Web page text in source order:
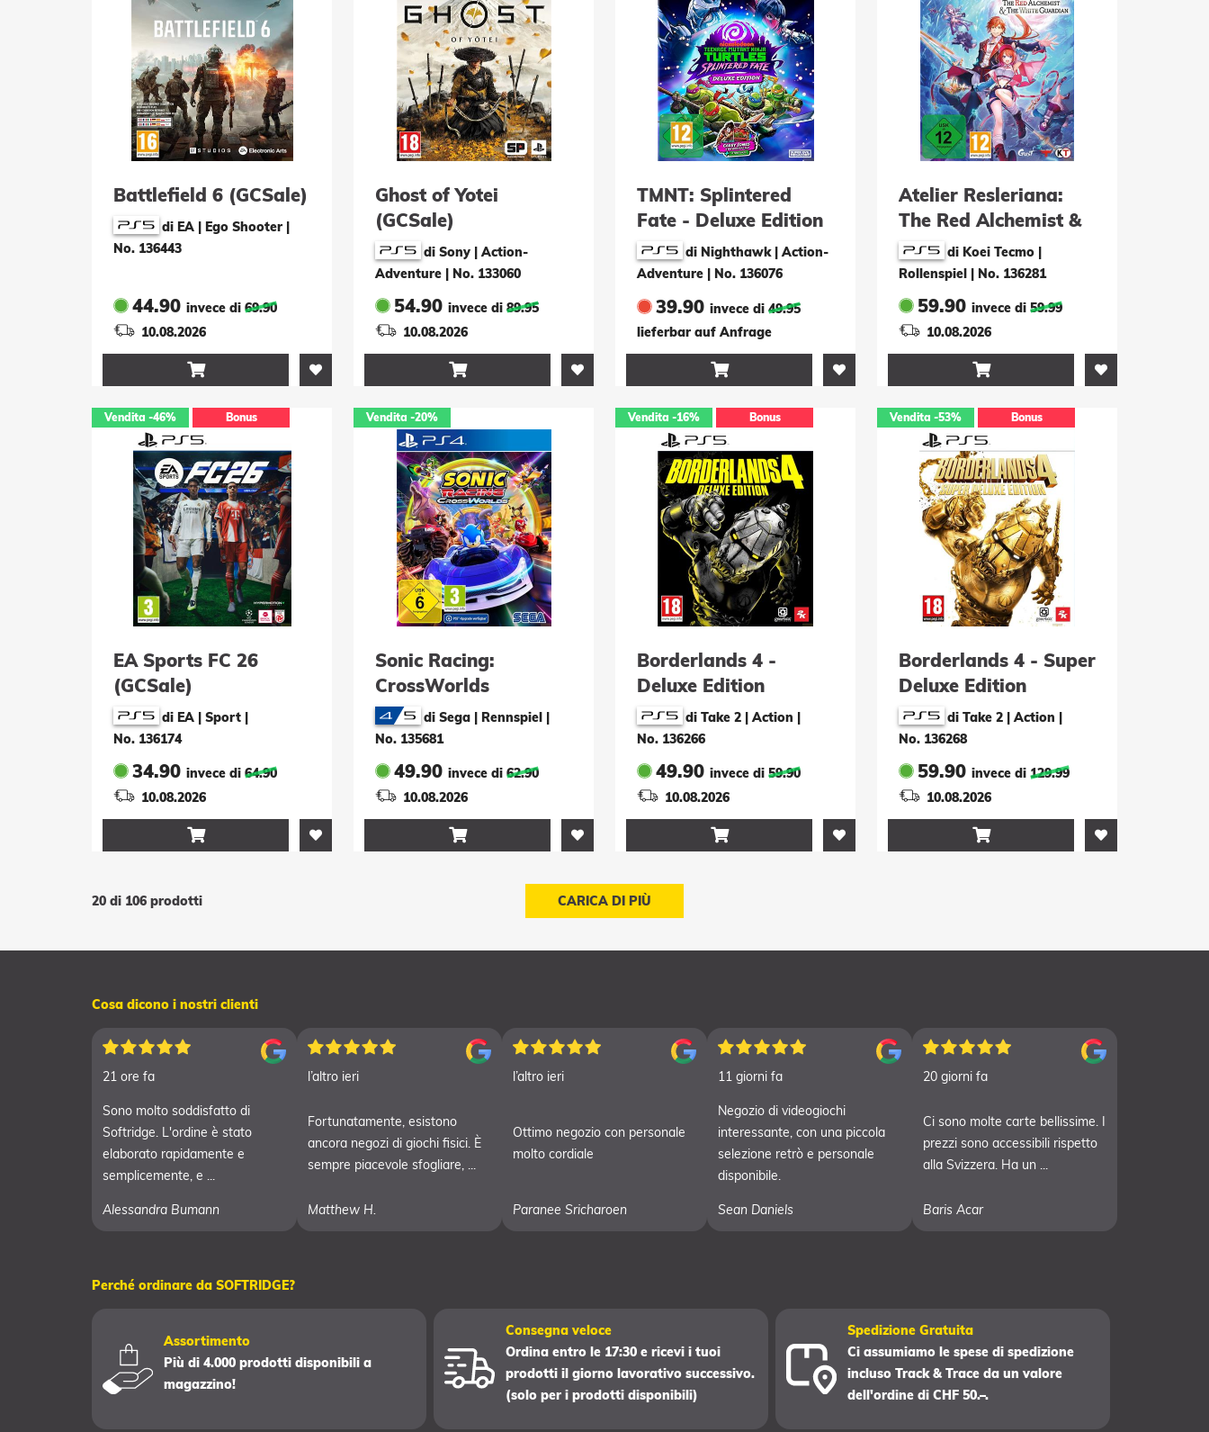
Battlefield 6 (GCSale)
di EA | Ego Shooter |
No. 136443
44.90 invece di 69.90
10.08.2026

Ghost of Yotei
(GCSale)
di Sony | Action-
Adventure | No. 133060
54.90 invece di 89.95
10.08.2026

TMNT: Splintered
Fate - Deluxe Edition
di Nighthawk | Action-
Adventure | No. 136076
39.90 invece di 49.95
lieferbar auf Anfrage

Atelier Resleriana:
The Red Alchemist &
the White Guardian
di Koei Tecmo |
Rollenspiel | No. 136281
59.90 invece di 59.99
10.08.2026

Vendita -46% Bonus
EA Sports FC 26
(GCSale)
di EA | Sport |
No. 136174
34.90 invece di 64.90
10.08.2026

Vendita -20%
Sonic Racing:
CrossWorlds
(GCSale)di Sega | Rennspiel |
No. 135681
49.90 invece di 62.90
10.08.2026

Vendita -16% Bonus
Borderlands 4 -
Deluxe Edition
(GCSale)di Take 2 | Action |
No. 136266
49.90 invece di 59.90
10.08.2026

Vendita -53% Bonus
Borderlands 4 - Super
Deluxe Edition
di Take 2 | Action |
No. 136268
59.90 invece di 129.99
10.08.2026

20 di 106 prodotti CARICA DI PIÙ
Cosa dicono i nostri clienti
21 ore fa
Sono molto soddisfatto di
Softridge. L'ordine è stato
elaborato rapidamente e
semplicemente, e ...
Alessandra Bumann
l’altro ieri
Fortunatamente, esistono
ancora negozi di giochi fisici. È
sempre piacevole sfogliare, ...
Matthew H.
l’altro ieri
Ottimo negozio con personale
molto cordiale
Paranee Sricharoen
11 giorni fa
Negozio di videogiochi
interessante, con una piccola
selezione retrò e personale
disponibile.
Sean Daniels
20 giorni fa
Ci sono molte carte bellissime. I
prezzi sono accessibili rispetto
alla Svizzera. Ha un ...
Baris Acar
Perché ordinare da SOFTRIDGE?
Assortimento
Più di 4.000 prodotti disponibili a
magazzino!
Consegna veloce
Ordina entro le 17:30 e ricevi i tuoi
prodotti il giorno lavorativo successivo.
(solo per i prodotti disponibili)
Spedizione Gratuita
Ci assumiamo le spese di spedizione
incluso Track & Trace da un valore
dell'ordine di CHF 50.–.